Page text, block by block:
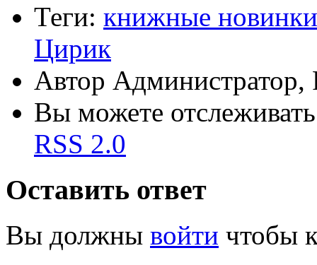
Теги: книжные новинки
Цирик
Автор
Вы можете отслеживать
RSS 2.0
Оставить ответ
Вы должны войти чтобы